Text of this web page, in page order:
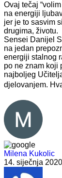
Ovaj tečaj
na energiji
jer je to sasvim
drugima, životu.
Sensei Danijel
na jedan
energiji stalnog
po ne znam koji
najboljeg
djelovanjem.
Milena Kukolic
14. siječnja